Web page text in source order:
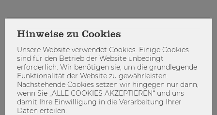
ENGAGIEREN
Hinweise zu Cookies
Unsere Website verwendet Cookies. Einige Cookies
sind für den Betrieb der Website unbedingt
erforderlich. Wir benötigen sie, um die grundlegende
Funktionalität der Website zu gewährleisten.
Nachstehende Cookies setzen wir hingegen nur dann,
wenn Sie „ALLE COOKIES AKZEPTIEREN“ und uns
damit Ihre Einwilligung in die Verarbeitung Ihrer
Daten erteilen: